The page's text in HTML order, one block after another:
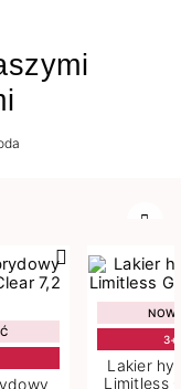
Lakier
Limitless